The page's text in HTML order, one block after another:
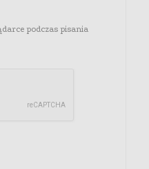
podczas pisania